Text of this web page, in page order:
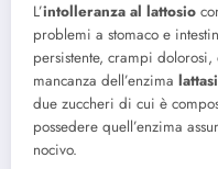
L’intolleranza al lattosio
problemi a stomaco e
persistente, crampi
mancanza dell’enzima lattasi
due zuccheri di cui è
possedere quell’enzima
nocivo.